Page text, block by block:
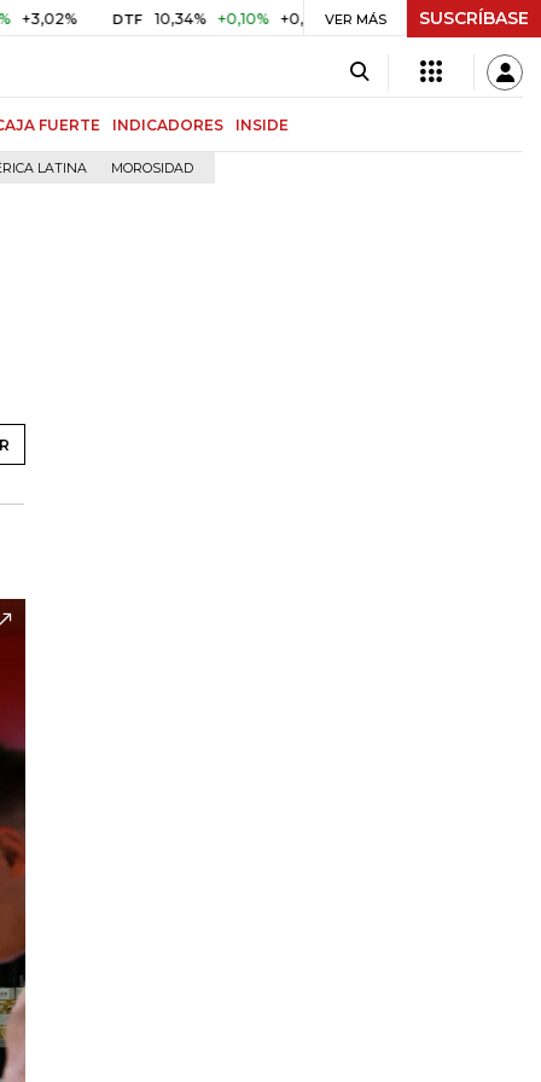
DTF 10,34% +0,10% +0,98% UVR $ 416,86 +$ 0,05 +0,01%
VER MÁS SUSCRÍBASE
FUERTE INDICADORES INSIDE
LATINA MOROSIDAD